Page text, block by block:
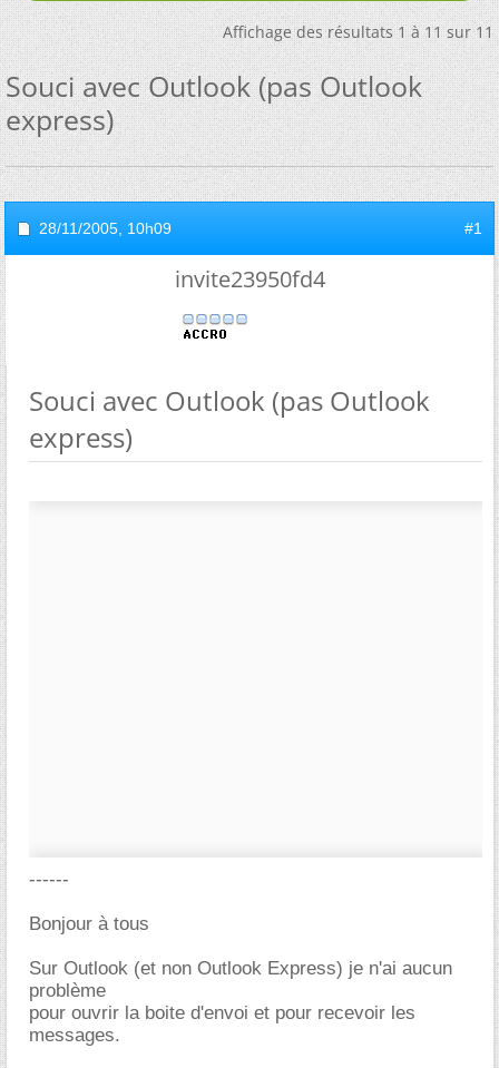
Affichage des résultats 1 à 11 sur 11
Souci avec Outlook (pas Outlook
express)
28/11/2005, 10h09 #1
invite23950fd4
Souci avec Outlook (pas Outlook
express)
------
Bonjour à tous
Sur Outlook (et non Outlook Express) je n'ai aucun
problème
pour ouvrir la boite d'envoi et pour recevoir les
messages.